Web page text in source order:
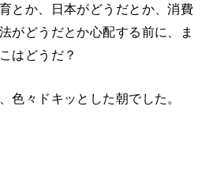
とか、日本がどうだとか、消費
がどうだとか心配する前に、ま
はどうだ？
色々ドキッとした朝でした。